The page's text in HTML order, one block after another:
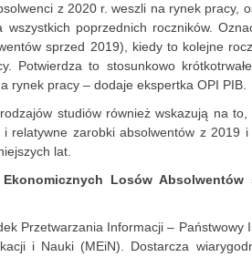
z 2020 r. weszli na rynek pracy,
poprzednich roczników.
sprzed 2019), kiedy to kolejne
Potwierdza to stosunkowo
rynek pracy – dodaje ekspertka OPI PIB.
studiów również wskazują na
relatywne zarobki absolwentów z 2019
lat.
Losów Absolwentów
Przetwarzania Informacji – Państwowy
i Nauki (MEiN). Dostarcza